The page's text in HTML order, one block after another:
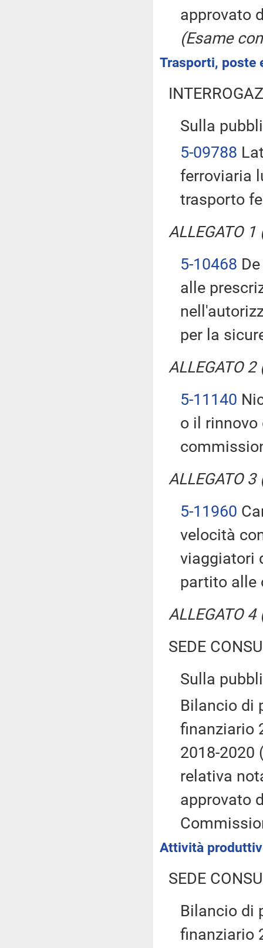
approvato
(Esame
Trasporti, poste
Sulla
5-09788
ferroviaria
trasporto
ALLEGATO
5-10468
alle
per la
ALLEGATO
5-11140
o il
ALLEGATO
5-11960
velocità
viaggiatori
partito alle
ALLEGATO
SEDE
Sulla
Bilancio di
finanziario
2018-2020
relativa
approvato
Attività
SEDE
Bilancio di
finanziario